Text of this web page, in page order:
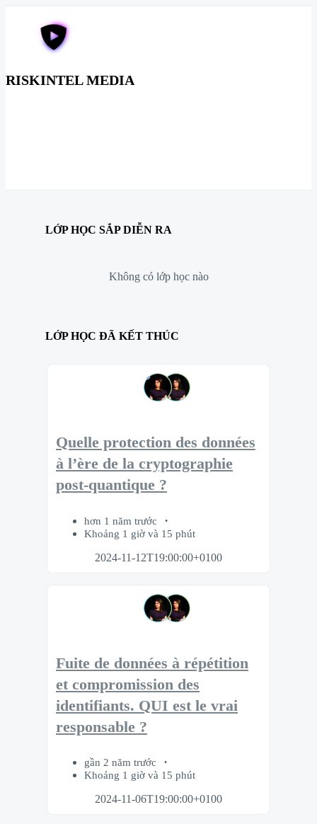
RISKINTEL MEDIA
LỚP HỌC SẮP DIỄN RA
Không có lớp học nào
LỚP HỌC ĐÃ KẾT THÚC
Quelle protection des données
à l’ère de la cryptographie
post-quantique ?
hơn 1 năm trước
Khoảng 1 giờ và 15 phút
2024-11-12T19:00:00+0100
Fuite de données à répétition
et compromission des
identifiants. QUI est le vrai
responsable ?
gần 2 năm trước
Khoảng 1 giờ và 15 phút
2024-11-06T19:00:00+0100